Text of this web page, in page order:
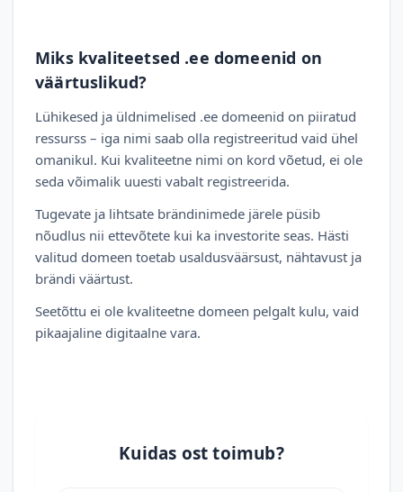
Miks kvaliteetsed .ee domeenid on
väärtuslikud?
Lühikesed ja üldnimelised .ee domeenid on piiratud
ressurss – iga nimi saab olla registreeritud vaid ühel
omanikul. Kui kvaliteetne nimi on kord võetud, ei ole
seda võimalik uuesti vabalt registreerida.
Tugevate ja lihtsate brändinimede järele püsib
nõudlus nii ettevõtete kui ka investorite seas. Hästi
valitud domeen toetab usaldusväärsust, nähtavust ja
brändi väärtust.
Seetõttu ei ole kvaliteetne domeen pelgalt kulu, vaid
pikaajaline digitaalne vara.
Kuidas ost toimub?